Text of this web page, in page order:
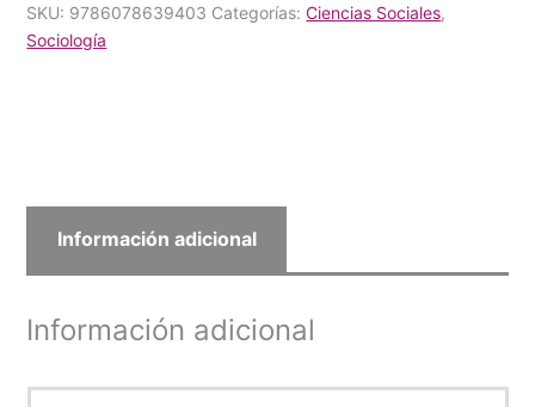
ciudadanía.
Perspectivas
SKU: 9786078639403 Categorías:Ciencias Sociales,
Sociología
Información adicional
Información adicional